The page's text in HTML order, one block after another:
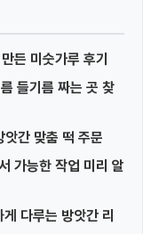
든 미숫가루 후기
들기름 짜는 곳 찾
간 맞춤 떡 주문
가능한 작업 미리 알
다루는 방앗간 리